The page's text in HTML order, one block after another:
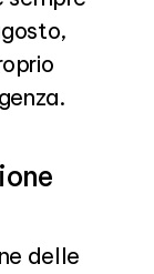
delle